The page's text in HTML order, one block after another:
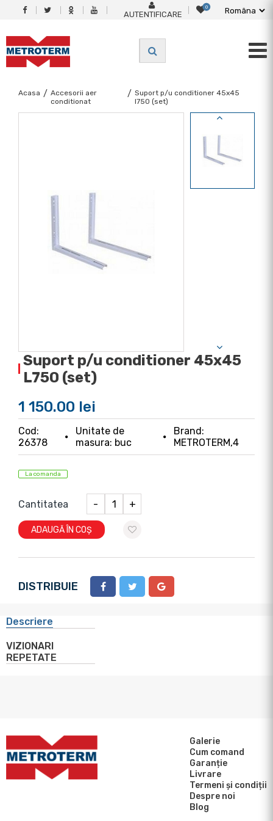
AUTENTIFICARE
0
Acasa / Accesorii aer
conditionat
/ Suport p/u conditioner 45x45
l750 (set)
Suport p/u conditioner 45x45
L750 (set)
1 150.00 lei
Cod:
26378
Unitate de
masura: buc
Brand:
METROTERM,4
La comanda
Cantitatea - +
ADAUGĂ ÎN COȘ
DISTRIBUIE
Descriere
VIZIONARI
REPETATE
Galerie
Cum comand
Garanție
Livrare
Termeni și condiții
Despre noi
Blog